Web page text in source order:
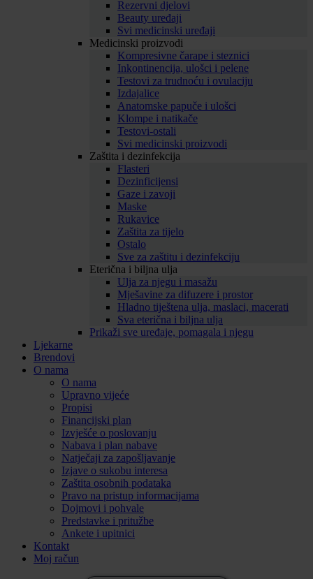
Rezervni djelovi
Beauty uređaji
Svi medicinski uređaji
Medicinski proizvodi
Kompresivne čarape i steznici
Inkontinencija, ulošci i pelene
Testovi za trudnoću i ovulaciju
Izdajalice
Anatomske papuče i ulošci
Klompe i natikače
Testovi-ostali
Svi medicinski proizvodi
Zaštita i dezinfekcija
Flasteri
Dezinficijensi
Gaze i zavoji
Maske
Rukavice
Zaštita za tijelo
Ostalo
Sve za zaštitu i dezinfekciju
Eterična i biljna ulja
Ulja za njegu i masažu
Mješavine za difuzere i prostor
Hladno tiještena ulja, maslaci, macerati
Sva eterična i biljna ulja
Prikaži sve uređaje, pomagala i njegu
Ljekarne
Brendovi
O nama
O nama
Upravno vijeće
Propisi
Financijski plan
Izvješće o poslovanju
Nabava i plan nabave
Natječaji za zapošljavanje
Izjave o sukobu interesa
Zaštita osobnih podataka
Pravo na pristup informacijama
Dojmovi i pohvale
Predstavke i pritužbe
Ankete i upitnici
Kontakt
Moj račun